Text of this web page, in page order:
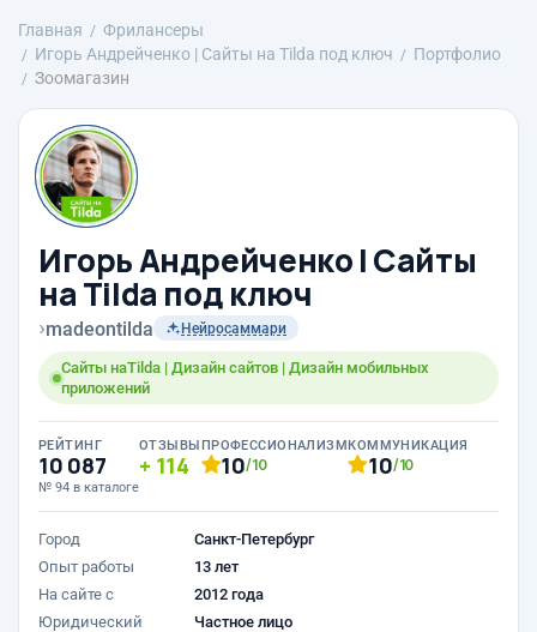
Главная
Фрилансеры
Игорь Андрейченко | Сайты на Tilda под ключ
Портфолио
Зоомагазин
Игорь Андрейченко | Сайты
на Tilda под ключ
›madeontilda Нейросаммари
Сайты наTilda | Дизайн сайтов | Дизайн мобильных
приложений
РЕЙТИНГ
10 087
№ 94 в каталоге
ОТЗЫВЫ
114
ПРОФЕССИОНАЛИЗМ
10/10
КОММУНИКАЦИЯ
10/10
Город
Санкт-Петербург
Опыт работы
13 лет
На сайте с
2012 года
Юридический
Частное лицо